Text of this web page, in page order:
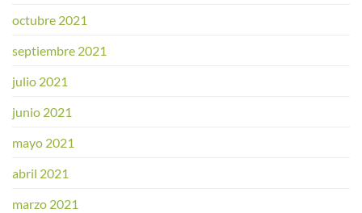
octubre 2021
septiembre 2021
julio 2021
junio 2021
mayo 2021
abril 2021
marzo 2021